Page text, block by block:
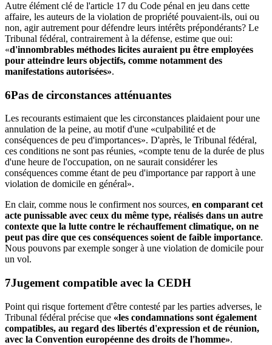
Autre élément clé de l'article 17 du Code pénal en jeu dans cette
affaire, les auteurs de la violation de propriété pouvaient-ils, oui ou
non, agir autrement pour défendre leurs intérêts prépondérants? Le
Tribunal fédéral, contrairement à la défense, estime que oui:
«d'innombrables méthodes licites auraient pu être employées
pour atteindre leurs objectifs, comme notamment des
manifestations autorisées».
Pas de circonstances atténuantes
Les recourants estimaient que les circonstances plaidaient pour une
annulation de la peine, au motif d'une «culpabilité et de
conséquences de peu d'importances». D'après, le Tribunal fédéral,
ces conditions ne sont pas réunies, «compte tenu de la durée de plus
d'une heure de l'occupation, on ne saurait considérer les
conséquences comme étant de peu d'importance par rapport à une
violation de domicile en général».
En clair, comme nous le confirment nos sources, en comparant cet
acte punissable avec ceux du même type, réalisés dans un autre
contexte que la lutte contre le réchauffement climatique, on ne
peut pas dire que ces conséquences soient de faible importance.
Nous pouvons par exemple songer à une violation de domicile pour
un vol.
Jugement compatible avec la CEDH
Point qui risque fortement d'être contesté par les parties adverses, le
Tribunal fédéral précise que «les condamnations sont également
compatibles, au regard des libertés d'expression et de réunion,
avec la Convention européenne des droits de l'homme».